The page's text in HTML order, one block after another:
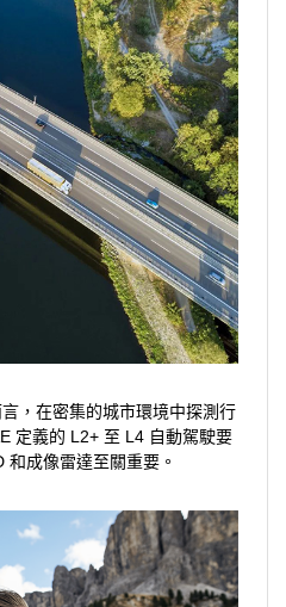
，在密集的城市環境中探測行
定義的 L2+ 至 L4 自動駕駛要
和成像雷達至關重要。